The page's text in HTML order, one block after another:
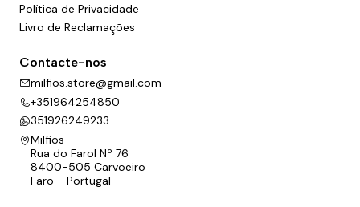
Política de Privacidade
Livro de Reclamações
Contacte-nos
milfios.store@gmail.com
+351964254850
351926249233
Milfios
Rua do Farol Nº 76
8400-505 Carvoeiro
Faro - Portugal